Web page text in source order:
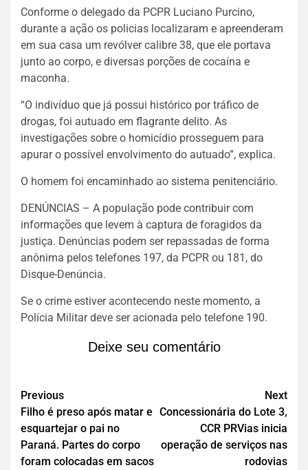
Conforme o delegado da PCPR Luciano Purcino,
durante a ação os policias localizaram e apreenderam
em sua casa um revólver calibre 38, que ele portava
junto ao corpo, e diversas porções de cocaína e
maconha.
“O indivíduo que já possui histórico por tráfico de
drogas, foi autuado em flagrante delito. As
investigações sobre o homicídio prosseguem para
apurar o possível envolvimento do autuado”, explica.
O homem foi encaminhado ao sistema penitenciário.
DENÚNCIAS – A população pode contribuir com
informações que levem à captura de foragidos da
justiça. Denúncias podem ser repassadas de forma
anônima pelos telefones 197, da PCPR ou 181, do
Disque-Denúncia.
Se o crime estiver acontecendo neste momento, a
Polícia Militar deve ser acionada pelo telefone 190.
Deixe seu comentário
Previous
Filho é preso após matar e
esquartejar o pai no
Paraná. Partes do corpo
foram colocadas em sacos
Next
Concessionária do Lote 3,
CCR PRVias inicia
operação de serviços nas
rodovias